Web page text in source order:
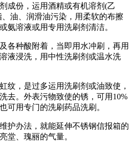
成份，运用酒精或有机溶剂(乙
油、润滑油污染，用柔软的布擦
氨溶液或用专用洗刷剂清洁。
各种酸附着，当即用水冲刷，再用
液浸洗，用中性洗刷剂或温水洗
纹，是过多运用洗刷剂或油致使，
去。 外表污物致使的锈，可用10%
可用专门的洗刷药品洗刷。
护办法，就能延伸不锈钢信报箱的
堂、瑰丽的气量。